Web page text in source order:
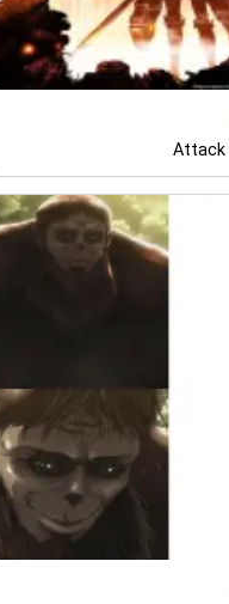
Attack